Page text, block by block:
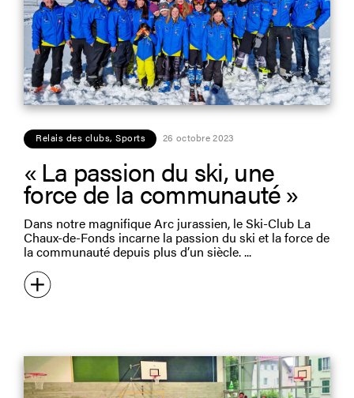
Relais des clubs, Sports 26 octobre 2023
« La passion du ski, une
force de la communauté »
Dans notre magnifique Arc jurassien, le Ski-Club La
Chaux-de-Fonds incarne la passion du ski et la force de
la communauté depuis plus d’un siècle.